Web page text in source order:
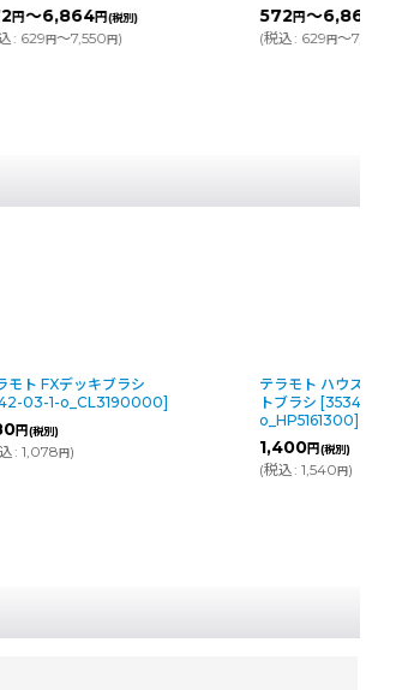
円～6,864円(税別)
: 629円～7,550円)
572円～6,864
(税込 : 629円～7,550
FXデッキブラシ
03-1-o_CL3190000]
(税別)
円)
テラモト ハウスポール ハー
トブラシ [3534-03-1-
o_HP5161300]
1,400円(税別)
税込: 1,540円)